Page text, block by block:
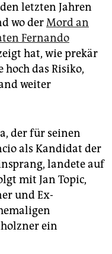
letzten Jahren
wo derMord an
Fernando
hat, wie prekär
das Risiko,
weiter
der für seinen
als Kandidat der
landete auf
mit Jan Topic,
und Ex-
ein